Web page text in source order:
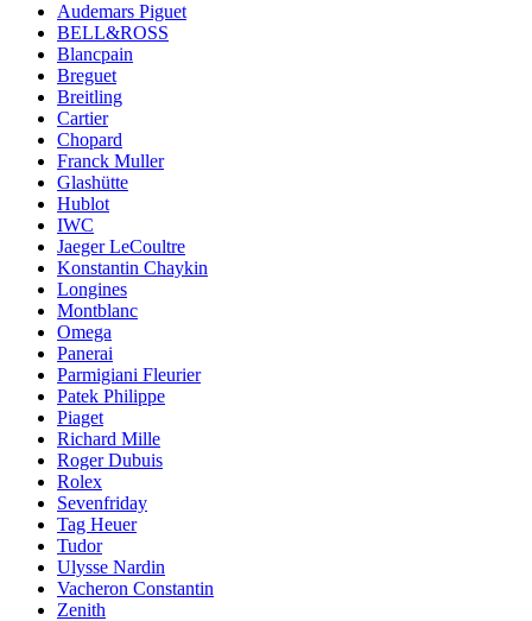
Audemars Piguet
BELL&ROSS
Blancpain
Breguet
Breitling
Cartier
Chopard
Franck Muller
Glashütte
Hublot
IWC
Jaeger LeCoultre
Konstantin Chaykin
Longines
Montblanc
Omega
Panerai
Parmigiani Fleurier
Patek Philippe
Piaget
Richard Mille
Roger Dubuis
Rolex
Sevenfriday
Tag Heuer
Tudor
Ulysse Nardin
Vacheron Constantin
Zenith